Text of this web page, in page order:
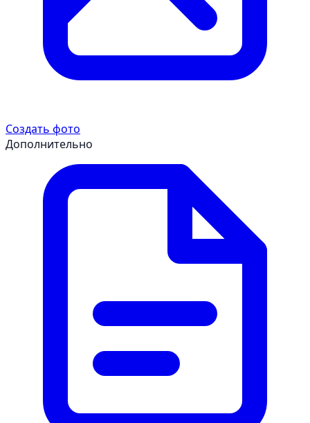
Создать фото
Дополнительно